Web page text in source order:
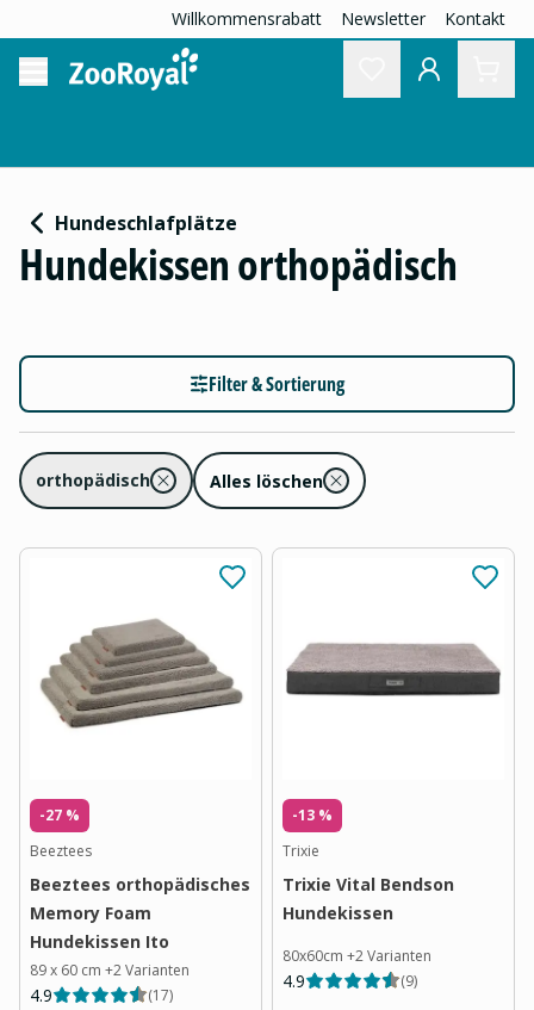
Willkommensrabatt Newsletter Kontakt
Hundeschlafplätze
Hundekissen orthopädisch
Filter & Sortierung
orthopädisch Alles löschen
-27 %
Beeztees
Beeztees orthopädisches
Memory Foam
Hundekissen Ito
89 x 60 cm +2Varianten
4.9 (17)
-13 %
Trixie
Trixie Vital Bendson
Hundekissen
80x60cm +2Varianten
4.9 (9)